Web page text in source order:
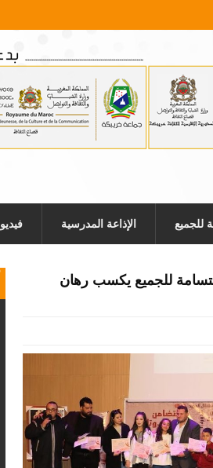
للجميع الإذاعة المدرسية فيديو
للجميع يكسب رهان